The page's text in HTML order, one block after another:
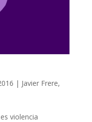
| Javier Frere,
violencia